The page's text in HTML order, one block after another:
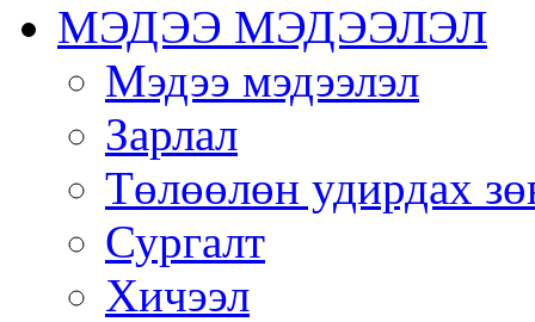
МЭДЭЭ МЭДЭЭЛЭЛ
Мэдээ мэдээлэл
Зарлал
Төлөөлөн удирдах
Сургалт
Хичээл